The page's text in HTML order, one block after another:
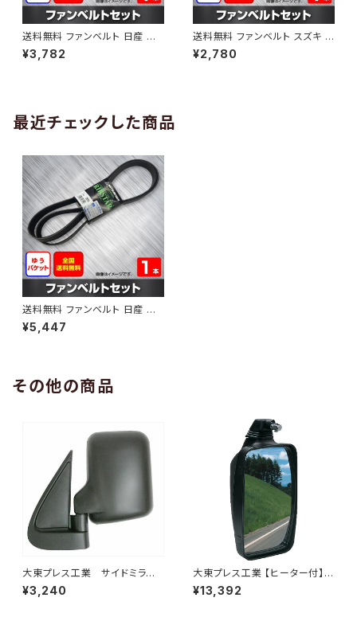
送料無料 ファンベルト 日産 キ
ューブ 型式Z12 H20.11～H24.
10 （国内トップメーカー） 1本 H
¥3,782
送料無料 ファンベルト スズキ ワ
ゴンR 型式MH34S H24.09～
H29.02 （国内トップメーカー）
¥2,780
最近チェックした商品
送料無料 ファンベルト 日産 ティ
アナ 型式TNJ31 H15.02～H1
8.07 （国内トップメーカー） 1本
¥5,447
その他の商品
大東プレス工業 サイドミラー/
バックミラー ダイハツ ハイ
ゼット トラック 左 99年～
¥3,240
大東プレス工業 【ヒーター付】ハ
イウェイミラー ヒーター付 100
¥13,392